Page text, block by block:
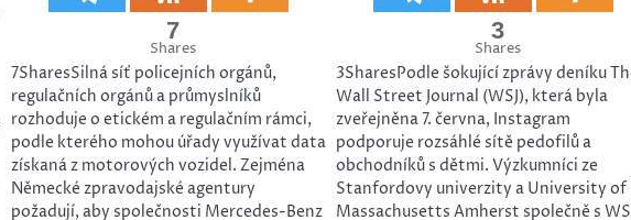
7
Shares
7SharesSilná síť policejních orgánů,
regulačních orgánů a průmyslníků
rozhoduje o etickém a regulačním rámci,
podle kterého mohou úřady využívat data
získaná z motorových vozidel. Zejména
Německé zpravodajské agentury
požadují, aby společnosti Mercedes-Benz
3
Shares
3SharesPodle šokující zprávy deníku
Wall Street Journal (WSJ), která byla
zveřejněna 7. června, Instagram
podporuje rozsáhlé sítě pedofilů a
obchodníků s dětmi. Výzkumníci ze
Stanfordovy univerzity a University of
Massachusetts Amherst společně s